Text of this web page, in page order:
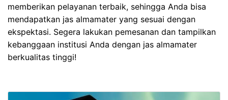
memberikan pelayanan terbaik, sehingga Anda bisa
mendapatkan jas almamater yang sesuai dengan
ekspektasi. Segera lakukan pemesanan dan tampilkan
kebanggaan institusi Anda dengan jas almamater
berkualitas tinggi!